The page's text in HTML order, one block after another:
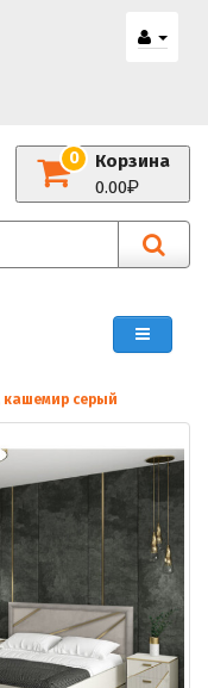
Корзина
0
0.00
кашемир серый